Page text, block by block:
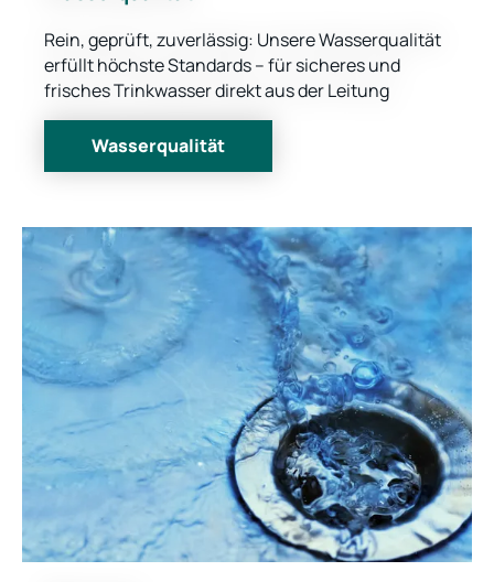
Rein, geprüft, zuverlässig: Unsere Wasserqualität
erfüllt höchste Standards – für sicheres und
frisches Trinkwasser direkt aus der Leitung
Wasserqualität